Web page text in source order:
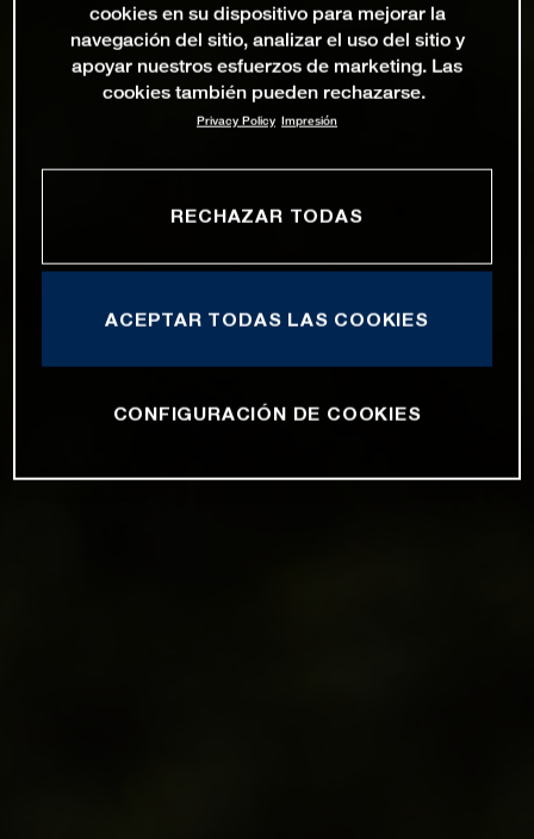
cookies en su dispositivo para mejorar la
navegación del sitio, analizar el uso del sitio y
apoyar nuestros esfuerzos de marketing. Las
cookies también pueden rechazarse.
Privacy Policy Impresión
RECHAZAR TODAS
ACEPTAR TODAS LAS COOKIES
CONFIGURACIÓN DE COOKIES